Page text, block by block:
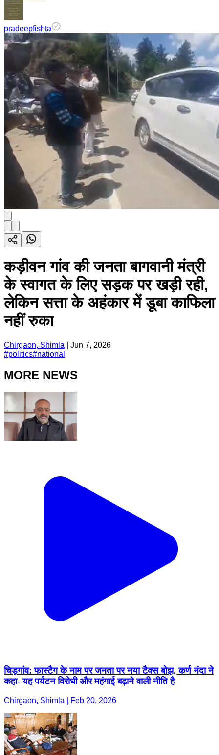
pradeepfishta
कड़ीवन गांव की जनता बागवानी मंत्री
के स्वागत के लिए सड़क पर खड़ी रही,
लेकिन सत्ता के अहंकार में डूबा काफिला
नहीं रुका
Chirgaon, Shimla
Jun 7, 2026
#politics#national
MORE NEWS
चिड़गांव: फास्टैग के नाम पर जनता पर नया टैक्स बोझ, कर्ण नंदा ने
कहा- यह पर्यटन विरोधी और महंगाई बढ़ाने वाली नीति है
Chirgaon, Shimla | Feb 20, 2026